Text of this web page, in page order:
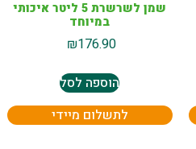
שמן לשרשרת 5 ליטר איכותי
במיוחד
₪176.90
הוספה לסל
לתשלום מיידי